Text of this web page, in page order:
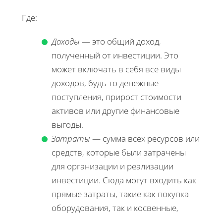
Где:
Доходы — это общий доход,
полученный от инвестиции. Это
может включать в себя все виды
доходов, будь то денежные
поступления, прирост стоимости
активов или другие финансовые
выгоды.
Затраты — сумма всех ресурсов или
средств, которые были затрачены
для организации и реализации
инвестиции. Сюда могут входить как
прямые затраты, такие как покупка
оборудования, так и косвенные,